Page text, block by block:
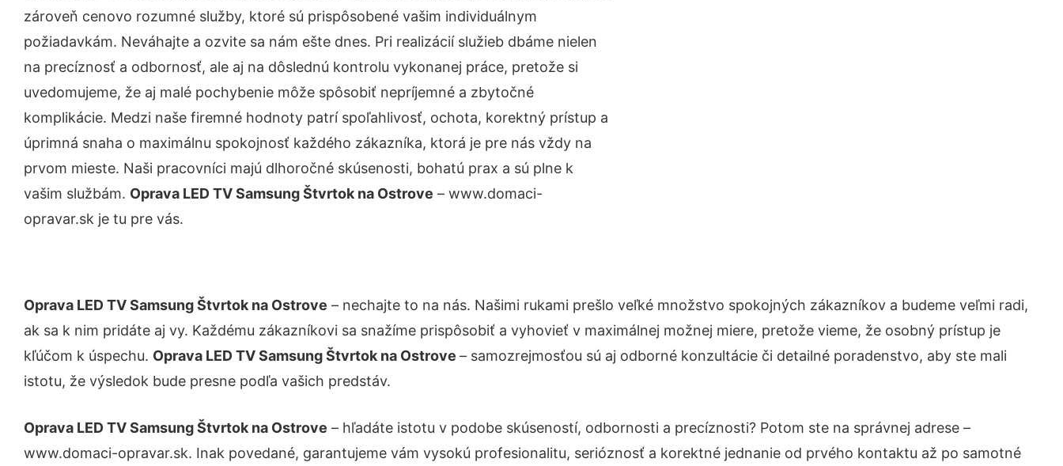
zároveň cenovo rozumné služby, ktoré sú prispôsobené vašim individuálnym
požiadavkám. Neváhajte a ozvite sa nám ešte dnes. Pri realizácií služieb dbáme nielen
na precíznosť a odbornosť, ale aj na dôslednú kontrolu vykonanej práce, pretože si
uvedomujeme, že aj malé pochybenie môže spôsobiť nepríjemné a zbytočné
komplikácie. Medzi naše firemné hodnoty patrí spoľahlivosť, ochota, korektný prístup a
úprimná snaha o maximálnu spokojnosť každého zákazníka, ktorá je pre nás vždy na
prvom mieste. Naši pracovníci majú dlhoročné skúsenosti, bohatú prax a sú plne k
vašim službám. Oprava LED TV Samsung Štvrtok na Ostrove – www.domaci-
opravar.sk je tu pre vás.
Oprava LED TV Samsung Štvrtok na Ostrove – nechajte to na nás. Našimi rukami prešlo veľké množstvo spokojných zákazníkov a budeme veľmi radi,
ak sa k nim pridáte aj vy. Každému zákazníkovi sa snažíme prispôsobiť a vyhovieť v maximálnej možnej miere, pretože vieme, že osobný prístup je
kľúčom k úspechu. Oprava LED TV Samsung Štvrtok na Ostrove – samozrejmosťou sú aj odborné konzultácie či detailné poradenstvo, aby ste mali
istotu, že výsledok bude presne podľa vašich predstáv.
Oprava LED TV Samsung Štvrtok na Ostrove – hľadáte istotu v podobe skúseností, odbornosti a precíznosti? Potom ste na správnej adrese –
www.domaci-opravar.sk. Inak povedané, garantujeme vám vysokú profesionalitu, serióznosť a korektné jednanie od prvého kontaktu až po samotné